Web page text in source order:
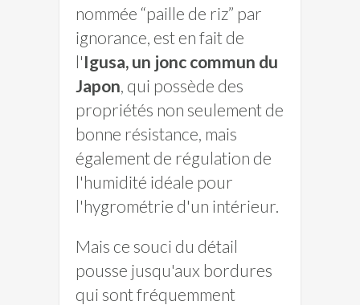
nommée “paille de riz” par
ignorance, est en fait de
l'Igusa, un jonc commun du
Japon, qui possède des
propriétés non seulement de
bonne résistance, mais
également de régulation de
l'humidité idéale pour
l'hygrométrie d'un intérieur.
Mais ce souci du détail
pousse jusqu'aux bordures
qui sont fréquemment